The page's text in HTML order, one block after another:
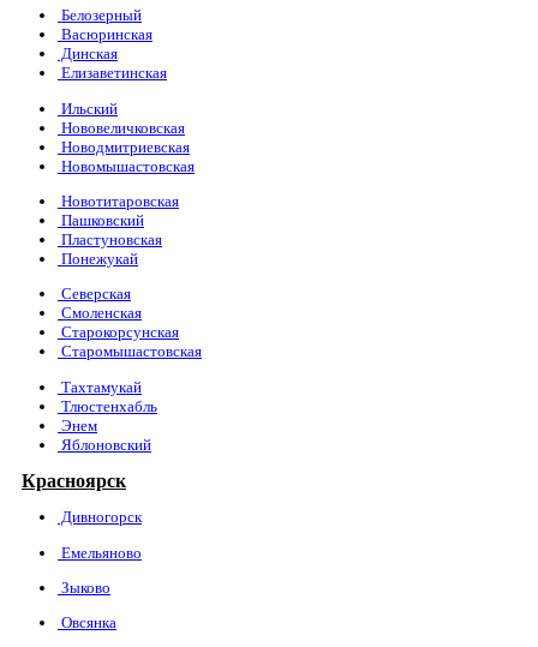
Белозерный
Васюринская
Динская
Елизаветинская
Ильский
Нововеличковская
Новодмитриевская
Новомышастовская
Новотитаровская
Пашковский
Пластуновская
Понежукай
Северская
Смоленская
Старокорсунская
Старомышастовская
Тахтамукай
Тлюстенхабль
Энем
Яблоновский
Красноярск
Дивногорск
Емельяново
Зыково
Овсянка